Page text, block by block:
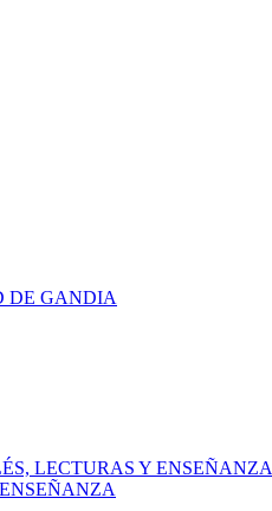
DE GANDIA
LECTURAS Y ENSEÑANZA